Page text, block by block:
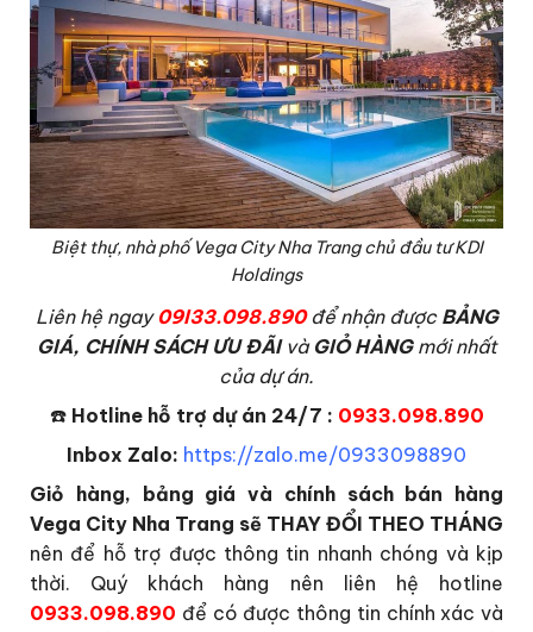
Biệt thự, nhà phố Vega City Nha Trang chủ đầu tư KDI
Holdings
Liên hệ ngay 09I33.098.890để nhận được BẢNG
GIÁ, CHÍNH SÁCH ƯU ĐÃIvàGIỎ HÀNGmới nhất
của dự án.
☎️Hotline hỗ trợ dự án 24/7 : 0933.098.890
Inbox Zalo: https://zalo.me/0933098890
Giỏ hàng, bảng giá và chính sách bán hàng
Vega City Nha Trang sẽ THAY ĐỔI THEO THÁNG
nên để hỗ trợ được thông tin nhanh chóng và kịp
thời. Quý khách hàng nên liên hệ hotline
0933.098.890 để có được thông tin chính xác và